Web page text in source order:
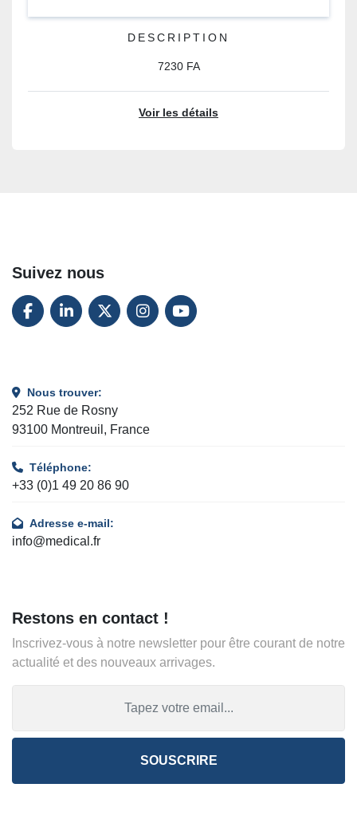
DESCRIPTION
7230 FA
Voir les détails
Suivez nous
FACEBOOK
LINKEDINTWITTERINSTAGRAM
YOUTUBE
Nous trouver:
252 Rue de Rosny
93100 Montreuil, France
Téléphone:
+33 (0)1 49 20 86 90
Adresse e-mail:
info@medical.fr
Restons en contact !
Inscrivez-vous à notre newsletter pour être courant de notre
actualité et des nouveaux arrivages.
SOUSCRIRE